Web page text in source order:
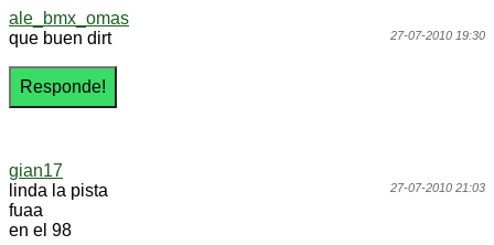
ale_bmx_omas
27-07-2010 19:30
que buen dirt
gian17
27-07-2010 21:03
linda la pista
fuaa
en el 98